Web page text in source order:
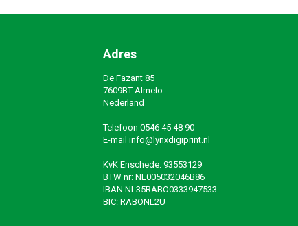
Adres
De Fazant 85
7609BT Almelo
Nederland
Telefoon 0546 45 48 90
E-mail info@lynxdigiprint.nl
KvK Enschede: 93553129
BTW nr: NL005032046B86
IBAN:NL35RABO0333947533
BIC: RABONL2U